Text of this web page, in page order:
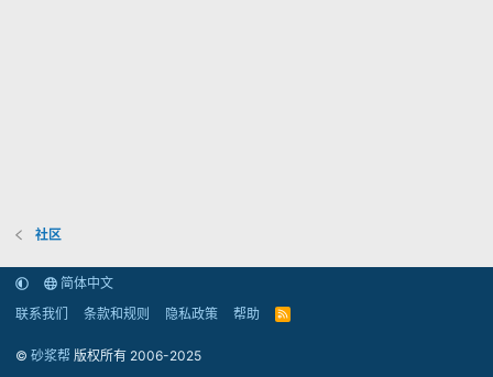
社区
简体中文
联系我们
条款和规则 隐私政策 帮助
R
© 砂浆帮 版权所有 2006-2025